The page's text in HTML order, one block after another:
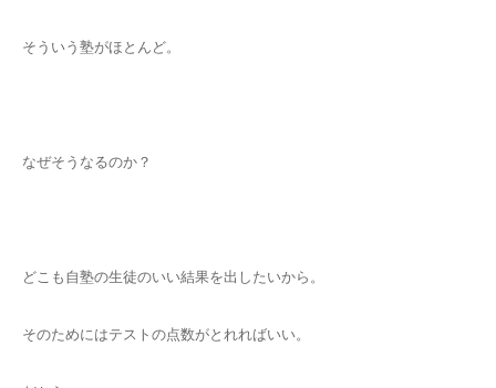
そういう塾がほとんど。
なぜそうなるのか？
どこも自塾の生徒のいい結果を出したいから。
そのためにはテストの点数がとれればいい。